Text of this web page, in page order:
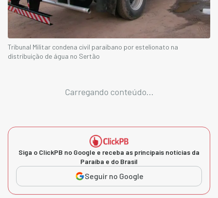
Tribunal Militar condena civil paraibano por estelionato na
distribuição de água no Sertão
Carregando conteúdo...
Siga o ClickPB no Google e receba as principais notícias da
Paraíba e do Brasil
Seguir no Google